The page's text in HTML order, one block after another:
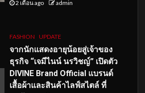
2 เดือน ago admin
FASHION UPDATE
จากนักแสดงอายุน้อยสู่เจ้าของ
ธุรกิจ “เจมีไนน์ นรวิชญ์” เปิดตัว
DIVINE Brand Official แบรนด์
เสื้อผ้าและสินค้าไลฟ์สไตล์ ที่